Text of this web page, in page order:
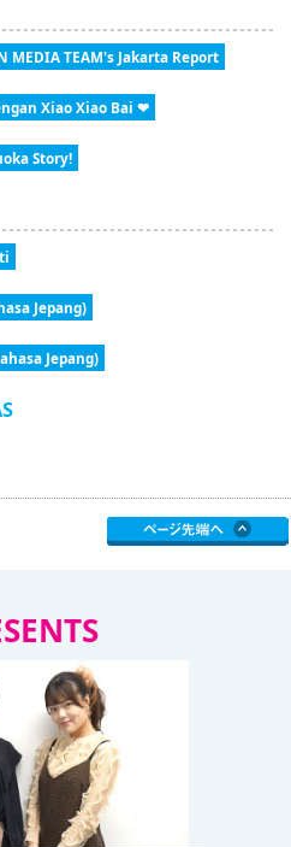
MEDIA TEAM's Jakarta Report
Xiao Xiao Bai ❤
Story!
Jepang)
Jepang)